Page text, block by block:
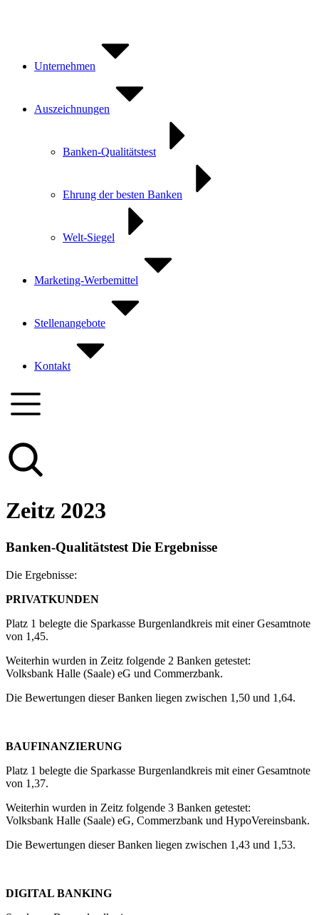
Unternehmen
Auszeichnungen
Banken-Qualitätstest
Ehrung der besten Banken
Welt-Siegel
Marketing-Werbemittel
Stellenangebote
Kontakt
Zeitz 2023
Banken-Qualitätstest Die Ergebnisse
Die Ergebnisse:
PRIVATKUNDEN
Platz 1 belegte die Sparkasse Burgenlandkreis mit einer Gesamtnote
von 1,45.
Weiterhin wurden in Zeitz folgende 2 Banken getestet:
Volksbank Halle (Saale) eG und Commerzbank.
Die Bewertungen dieser Banken liegen zwischen 1,50 und 1,64.
BAUFINANZIERUNG
Platz 1 belegte die Sparkasse Burgenlandkreis mit einer Gesamtnote
von 1,37.
Weiterhin wurden in Zeitz folgende 3 Banken getestet:
Volksbank Halle (Saale) eG, Commerzbank und HypoVereinsbank.
Die Bewertungen dieser Banken liegen zwischen 1,43 und 1,53.
DIGITAL BANKING